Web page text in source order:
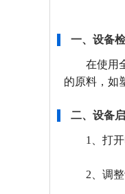
一、设备
在使用
的原料，如
二、设备
1、打
2、调